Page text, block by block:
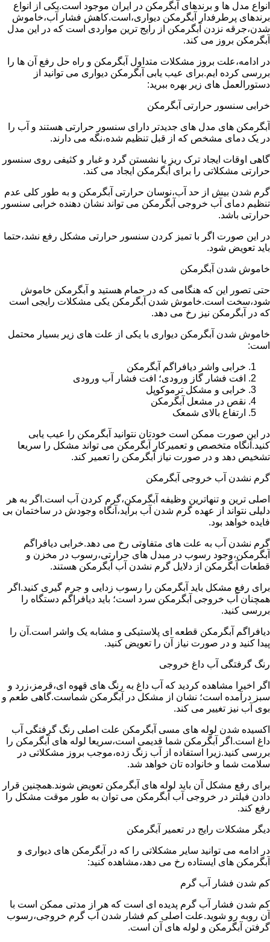
انواع مدل ها و برندهای آبگرمکن در ایران موجود است.یکی از انواع
برندهای پرطرفدار آبگرمکن دیواری،است.کاهش فشار آب،خاموش
شدن،جرقه نزدن آبگرمکن از رایج ترین مواردی است که در این مدل
آبگرمکن بروز می کند.
در ادامه،علت بروز مشکلات متداول آبگرمکن و راه حل رفع آن ها را
بررسی کرده ایم.برای عیب یابی آبگرمکن دیواری می توانید از
دستورالعمل های زیر بهره ببرید:
خرابی سنسور حرارتی آبگرمکن
آبگرمکن های مدل های جدیدتر دارای سنسور حرارتی هستند و آب را
در یک دمای مشخص که از قبل تنظیم شده،نگه می دارند.
گاهی اوقات ایجاد ترک ریز یا نشستن گرد و غبار و کثیفی روی سنسور
حرارتی مشکلاتی را برای آبگرمکن ایجاد می کند.
گرم شدن بیش از حد آب،نوسان حرارتی آبگرمکن و به طور کلی عدم
تنظیم دمای آب خروجی آبگرمکن می تواند نشان دهنده خرابی سنسور
حرارتی باشد.
در این صورت اگر با تمیز کردن سنسور حرارتی مشکل رفع نشد،حتما
باید تعویض شود.
خاموش شدن آبگرمکن
حتی تصور این که هنگامی که در حمام هستید و آبگرمکن خاموش
شود،سخت است.خاموش شدن آبگرمکن یکی مشکلات رایجی است
که در آبگرمکن نیز رخ می دهد.
خاموش شدن آبگرمکن دیواری با یکی از علت های زیر بسیار محتمل
است:
خرابی واشر دیافراگم آبگرمکن
افت فشار گاز ورودی؛ افت فشار آب ورودی
خرابی و مشکل ترموکوپل
نقص در مشعل آبگرمکن
ارتفاع بالای شمعک
در این صورت ممکن است خودتان نتوانید آبگرمکن را عیب یابی
کنید.آنگاه متخصص و تعمیرکار آبگرمکن می تواند مشکل را سریعا
تشخیص دهد و در صورت نیاز آبگرمکن را تعمیر کند.
گرم نشدن آب خروجی آبگرمکن
اصلی ترین و تنهاترین وظیفه آبگرمکن،گرم کردن آب است.اگر به هر
دلیلی نتواند از عهده گرم شدن آب برآید،آنگاه وجودش در ساختمان بی
فایده خواهد بود.
گرم نشدن آب به علت های متفاوتی رخ می دهد.خرابی دیافراگم
آبگرمکن،وجود رسوب در مبدل های حرارتی،رسوب در مخزن و
قطعات آبگرمکن از دلایل گرم نشدن آب آبگرمکن هستند.
برای رفع مشکل باید آبگرمکن را رسوب زدایی و جرم گیری کنید.اگر
همچنان آب خروجی آبگرمکن سرد است؛ باید دیافراگم دستگاه را
بررسی کنید.
دیافراگم آبگرمکن قطعه ای پلاستیکی و مشابه یک واشر است.آن را
پیدا کنید و در صورت نیاز آن را تعویض کنید.
رنگ گرفتگی آب داغ خروجی
اگر اخیرا مشاهده کردید که آب داغ به رنگ های قهوه ای،قرمز،زرد و
سبز درآمده است؛ نشان از مشکل در آبگرمکن شماست.گاهی طعم و
بوی آب نیز تغییر می کند.
اکسیده شدن لوله های مسی آبگرمکن علت اصلی رنگ گرفتگی آب
داغ است.اگر آبگرمکن شما قدیمی است،سریعا لوله های آبگرمکن را
بررسی کنید.زیرا استفاده از آب زنگ زده،موجب بروز مشکلاتی در
سلامت شما و خانواده تان خواهد شد.
برای رفع مشکل آن باید لوله های آبگرمکن تعویض شوند.همچنین قرار
دادن فیلتر در خروجی آب آبگرمکن می توان به طور موقت مشکل را
رفع کند.
دیگر مشکلات رایج در تعمیر آبگرمکن
در ادامه می توانید سایر مشکلاتی را که در آبگرمکن های دیواری و
آبگرمکن های ایستاده رخ می دهد،مشاهده کنید:
کم شدن فشار آب گرم
کم شدن فشار آب گرم پدیده ای است که هر از مدتی ممکن است با
آن روبه رو شوید.علت اصلی کم فشار شدن آب گرم خروجی،رسوب
گرفتن آبگرمکن و لوله های آن است.